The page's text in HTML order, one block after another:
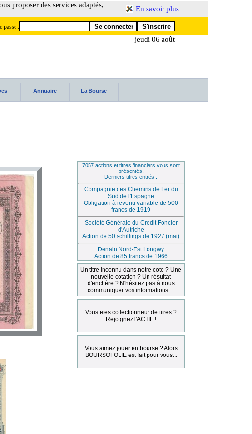
proposer des services adaptés,
En savoir plus
passe :
jeudi 06 août
Annuaire La Bourse
7057 actions et titres financiers vous sont
présentés.
Derniers titres entrés :
Compagnie des Chemins de Fer du
Sud de l'Espagne
Obligation à revenu variable de 500
francs de 1919
Société Générale du Crédit Foncier
d'Autriche
Action de 50 schillings de 1927 (mai)
Denain Nord-Est Longwy
Action de 85 francs de 1966
Un titre inconnu dans notre cote ? Une
nouvelle cotation ? Un résultat
d'enchère ? N'hésitez pas à nous
communiquer vos informations ...
Vous êtes collectionneur de titres ?
Rejoignez l'ACTIF !
Vous aimez jouer en bourse ? Alors
BOURSOFOLIE est fait pour vous...